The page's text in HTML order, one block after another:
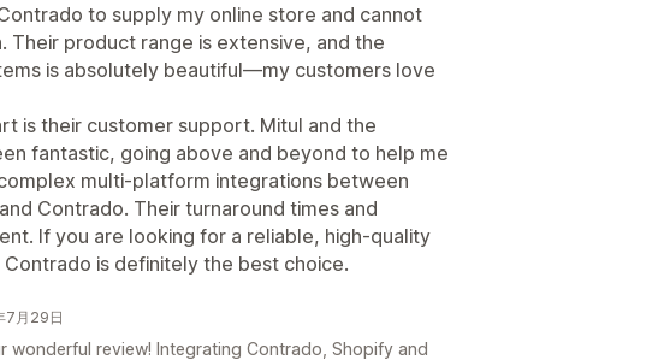
to supply my online store and cannot
Their product range is extensive, and the
is absolutely beautiful—my customers love
is their customer support. Mitul and the
fantastic, going above and beyond to help me
multi-platform integrations between
Contrado. Their turnaround times and
If you are looking for a reliable, high-quality
is definitely the best choice.
7月29日
wonderful review! Integrating Contrado, Shopify and